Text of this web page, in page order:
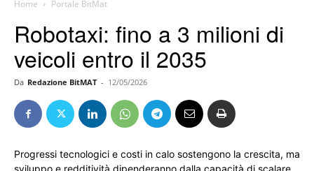
Home Portale BitMat
Robotaxi: fino a 3 milioni di
veicoli entro il 2035
Da Redazione BitMAT - 12/05/2026
Progressi tecnologici e costi in calo sostengono la crescita, ma
sviluppo e redditività dipenderanno dalla capacità di scalare